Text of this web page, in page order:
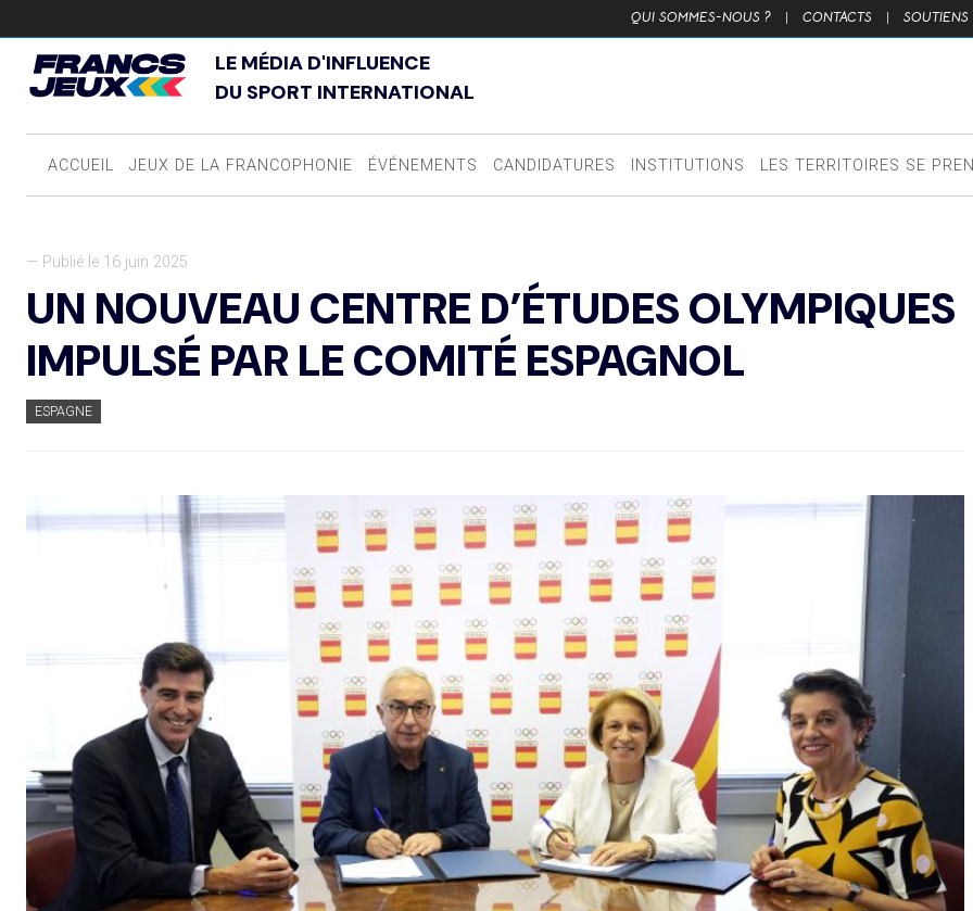
QUI SOMMES-NOUS ? | CONTACTS | SOUTIENS
LE MÉDIA D'INFLUENCE
DU SPORT INTERNATIONAL
ACCUEIL JEUX DE LA FRANCOPHONIE ÉVÉNEMENTS CANDIDATURES INSTITUTIONS LES TERRITOIRES SE
— Publié le 16 juin 2025
UN NOUVEAU CENTRE D’ÉTUDES OLYMPIQUES
IMPULSÉ PAR LE COMITÉ ESPAGNOL
ESPAGNE